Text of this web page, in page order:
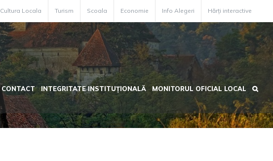
Cultura Locala Turism Scoala Economie Info Alegeri Hărți interactive
CONTACT INTEGRITATE INSTITUȚIONALĂ MONITORUL OFICIAL LOCAL